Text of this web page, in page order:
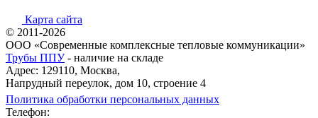
Карта сайта
© 2011-2026
ООО «Современные комплексные тепловые коммуникации»
Трубы ППУ- наличие на складе
Адрес: 129110, Москва,
Напрудный переулок, дом 10, строение 4
Политика обработки персональных данных
Телефон: